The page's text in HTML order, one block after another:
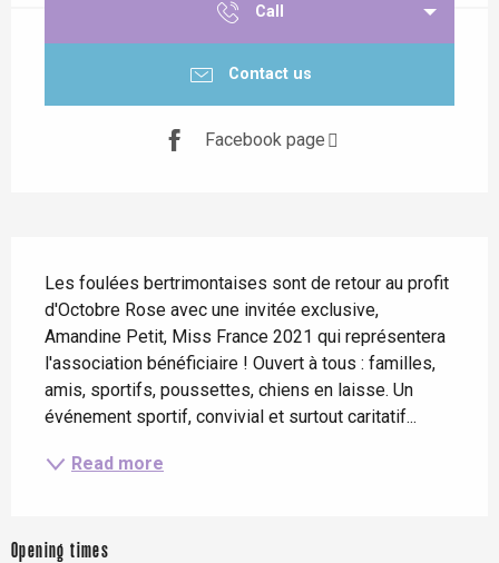
Call
Contact us
Facebook page
Les foulées bertrimontaises sont de retour au profit
d'Octobre Rose avec une invitée exclusive,
Amandine Petit, Miss France 2021 qui représentera
l'association bénéficiaire ! Ouvert à tous : familles,
amis, sportifs, poussettes, chiens en laisse. Un
événement sportif, convivial et surtout caritatif...
Read more
Opening times